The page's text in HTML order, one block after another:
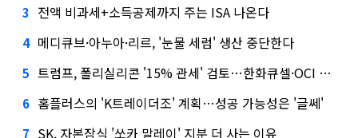
3 전액 비과세+소득공제까지 주는 ISA 나온다
4 메디큐브·아누아·리르, '눈물 세럼' 생산 중단한다
5 트럼프, 폴리실리콘 '15% 관세' 검토…한화큐셀·OCI 영향은?
6 홈플러스의 'K트레이더조' 계획…성공 가능성은 '글쎄'
7 SK, 자본잠식 '쏘카 말레이' 지분 더 사는 이유